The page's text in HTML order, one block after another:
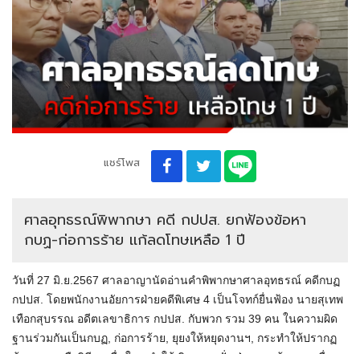
แชร์โพส
ศาลอุทธรณ์พิพากษา คดี กปปส. ยกฟ้องข้อหา
กบฏ-ก่อการร้าย เเก้ลดโทษเหลือ 1 ปี
วันที่ 27 มิ.ย.2567 ศาลอาญานัดอ่านคำพิพากษาศาลอุทธรณ์ คดีกบฏ
กปปส. โดยพนักงานอัยการฝ่ายคดีพิเศษ 4 เป็นโจทก์ยื่นฟ้อง นายสุเทพ
เทือกสุบรรณ อดีตเลขาธิการ กปปส. กับพวก รวม 39 คน ในความผิด
ฐานร่วมกันเป็นกบฏ, ก่อการร้าย, ยุยงให้หยุดงานฯ, กระทำให้ปรากฏ